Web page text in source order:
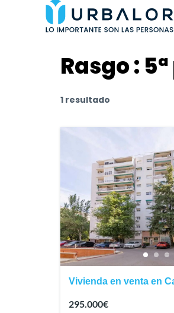
Rasgo :
1 resultado
Vivienda en venta en
295.000€